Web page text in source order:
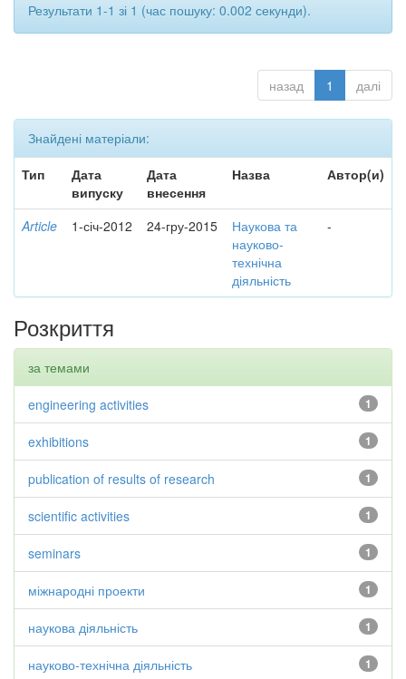
Результати 1-1 зі 1 (час пошуку: 0.002 секунди).
назад 1 далі
Знайдені матеріали:
Тип
Дата
випуску
Дата
внесення
Назва Автор(и)
Article 1-січ-2012 24-гру-2015
Наукова та
науково-
технічна
діяльність
-
Розкриття
за темами
1
engineering activities
1
exhibitions
1
publication of results of research
1
scientific activities
1
seminars
1
міжнародні проекти
1
наукова діяльність
1
науково-технічна діяльність